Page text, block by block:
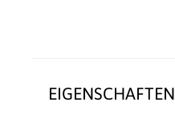
EIGENSCHAFTEN